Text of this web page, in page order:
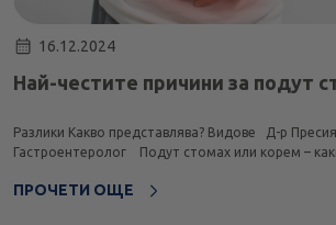
16.12.2024
Най-честите причини за подут
Разлики Какво представлява? Видове Д-р Пресиян Василев,
Гастроентеролог Подут стомах или корем – каква е разликата? Често
синоними, което не е съвсем коректно от ан...
ПРОЧЕТИ ОЩЕ